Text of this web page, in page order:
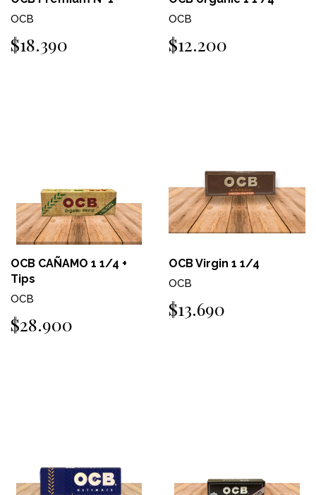
OCB
$18.390
OCB
$12.200
OCB CAÑAMO 1 1/4 +
Tips
OCB
$28.900
OCB Virgin 1 1/4
OCB
$13.690